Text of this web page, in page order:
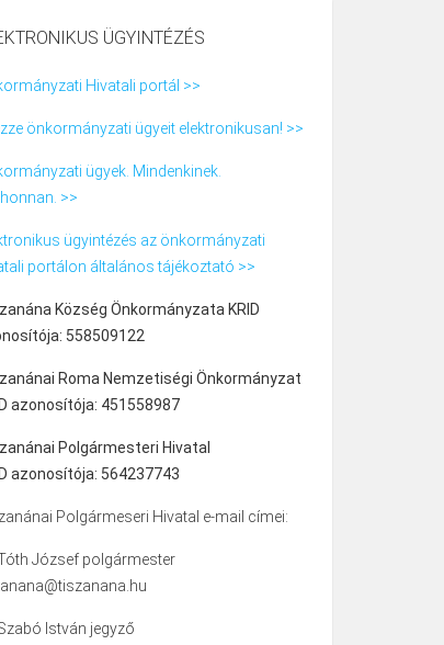
ÜGYINTÉZÉS
Hivatali portál >>
önkormányzati ügyeit elektronikusan! >>
ügyek. Mindenkinek.
>>
ügyintézés az önkormányzati
portálon általános tájékoztató >>
Község Önkormányzata KRID
558509122
Roma Nemzetiségi Önkormányzat
azonosítója: 451558987
Polgármesteri Hivatal
azonosítója: 564237743
Polgármeseri Hivatal e-mail címei:
József polgármester
István jegyző